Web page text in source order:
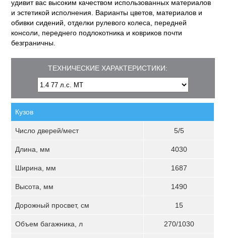
удивит вас высоким качеством использованных материалов
и эстетикой исполнения. Варианты цветов, материалов и
обивки сидений, отделки рулевого колеса, передней
консоли, переднего подлокотника и ковриков почти
безграничны.
ТЕХНИЧЕСКИЕ ХАРАКТЕРИСТИКИ:
Кузов
Число дверей/мест 5/5
Длина, мм 4030
Ширина, мм 1687
Высота, мм 1490
Дорожный просвет, см 15
Объем багажника, л 270/1030